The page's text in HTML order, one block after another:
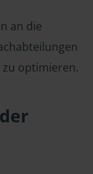
an die
optimieren.